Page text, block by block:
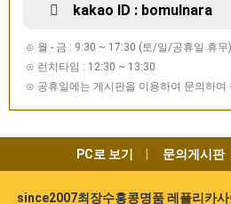
kakao ID : bomulnara
⊙ 월 - 금 : 9:30 ~ 17:30 (토/일/공휴일 휴무)
⊙ 런치타임 : 12:30 ~ 13:30
⊙ 공휴일에는 게시판을 이용하여 문의하여
PC로 보기 문의게시판
since2007최장수홍콩명품 레플리카